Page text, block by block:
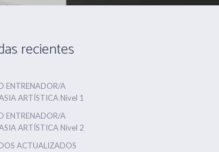
recientes
ENTRENADOR/A
ARTÍSTICA Nivel 1
ENTRENADOR/A
ARTÍSTICA Nivel 2
ACTUALIZADOS